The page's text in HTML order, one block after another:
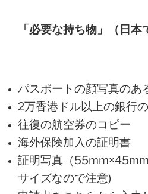
「必要な持ち物」（日本
パスポートの顔写真のあ
2万香港ドル以上の銀行
往復の航空券のコピー
海外保険加入の証明書
証明写真（
サイズなので注意)